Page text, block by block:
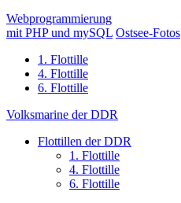
Webprogrammierung
mit PHP und mySQL Ostsee-Fotos
1. Flottille
4. Flottille
6. Flottille
Volksmarine der DDR
Flottillen der DDR
1. Flottille
4. Flottille
6. Flottille